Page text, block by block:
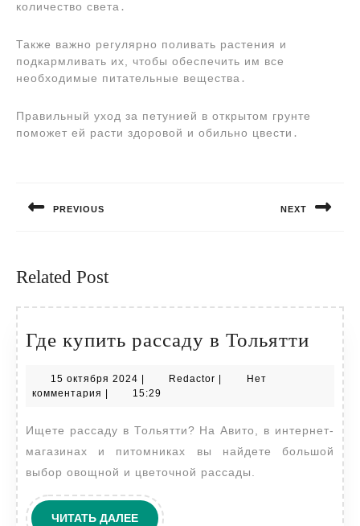
количество света․
Также важно регулярно поливать растения и
подкармливать их, чтобы обеспечить им все
необходимые питательные вещества․
Правильный уход за петунией в открытом грунте
поможет ей расти здоровой и обильно цвести․
записям
PREVIOUS NEXT
Related Post
Где купить рассаду в Тольятти
15 октября 2024 15
октября
Redactor Redactor
Нет
комментария
15:29
Ищете рассаду в Тольятти? На Авито, в интернет-
магазинах и питомниках вы найдете большой
выбор овощной и цветочной рассады.
ЧИТАТЬ ДАЛЕЕЧИТАТЬ